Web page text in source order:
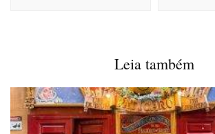
Leia também